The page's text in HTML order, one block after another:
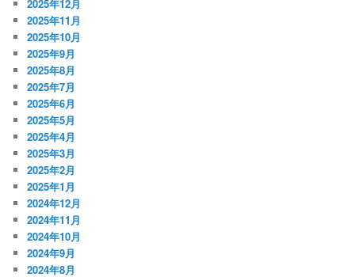
2025年12月
2025年11月
2025年10月
2025年9月
2025年8月
2025年7月
2025年6月
2025年5月
2025年4月
2025年3月
2025年2月
2025年1月
2024年12月
2024年11月
2024年10月
2024年9月
2024年8月